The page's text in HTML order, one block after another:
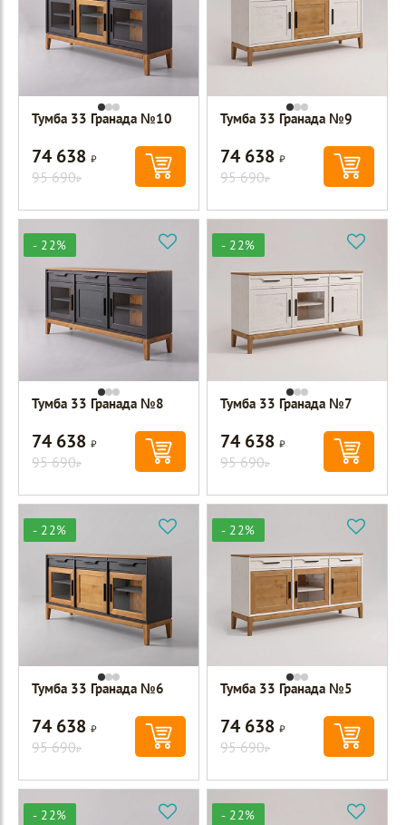
Тумба 33 Гранада №10
74 638Р
95 690Р
Тумба 33 Гранада №9
74 638Р
95 690Р
- 22%
Тумба 33 Гранада №8
74 638Р
95 690Р
- 22%
Тумба 33 Гранада №7
74 638Р
95 690Р
- 22%
Тумба 33 Гранада №6
74 638Р
95 690Р
- 22%
Тумба 33 Гранада №5
74 638Р
95 690Р
- 22% - 22%